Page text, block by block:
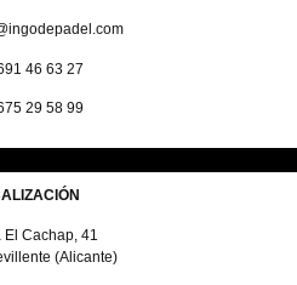
46 63 27
29 58 99
El Cachap, 41
(Alicante)